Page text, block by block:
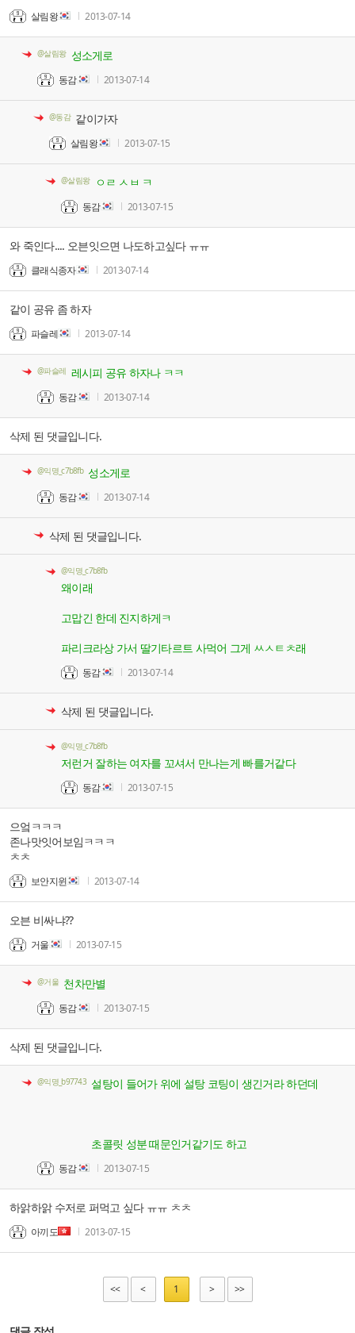
살림왕 2013-07-14
@살림왕 성소게로
동감 2013-07-14
@동감 같이가자
살림왕 2013-07-15
@살림왕 ㅇㄹ ㅅㅂ ㅋ
동감 2013-07-15
와 죽인다.... 오븐잇으면 나도하고싶다 ㅠㅠ
클래식종자 2013-07-14
같이 공유 좀 하자
파슬레 2013-07-14
@파슬레 레시피 공유 하자나 ㅋㅋ
동감 2013-07-14
삭제 된 댓글입니다.
@익명_c7b8fb 성소게로
동감 2013-07-14
삭제 된 댓글입니다.
@익명_c7b8fb
왜이래
고맙긴 한데 진지하게ㅋ
파리크라상 가서 딸기타르트 사먹어 그게 ㅆㅅㅌㅊ래
동감 2013-07-14
삭제 된 댓글입니다.
@익명_c7b8fb
저런거 잘하는 여자를 꼬셔서 만나는게 빠를거같다
동감 2013-07-15
으엌ㅋㅋㅋ
존나맛잇어보임ㅋㅋㅋ
ㅊㅊ
보안지윈 2013-07-14
오븐 비싸냐??
거울 2013-07-15
@거울 천차만별
동감 2013-07-15
삭제 된 댓글입니다.
@익명_b97743 설탕이 들어가 위에 설탕 코팅이 생긴거라 하던데
초콜릿 성분 때문인거같기도 하고
동감 2013-07-15
하앍하앍 수저로 퍼먹고 싶다 ㅠㅠ ㅊㅊ
아끼도 2013-07-15
<< < 1 > >>